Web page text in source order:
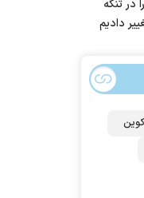
در تنگه
دادیم